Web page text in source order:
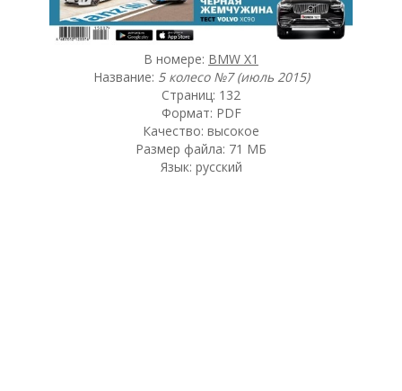
В номере: BMW X1
Название: 5 колесо №7 (июль 2015)
Страниц: 132
Формат: PDF
Качество: высокое
Размер файла: 71 МБ
Язык: русский